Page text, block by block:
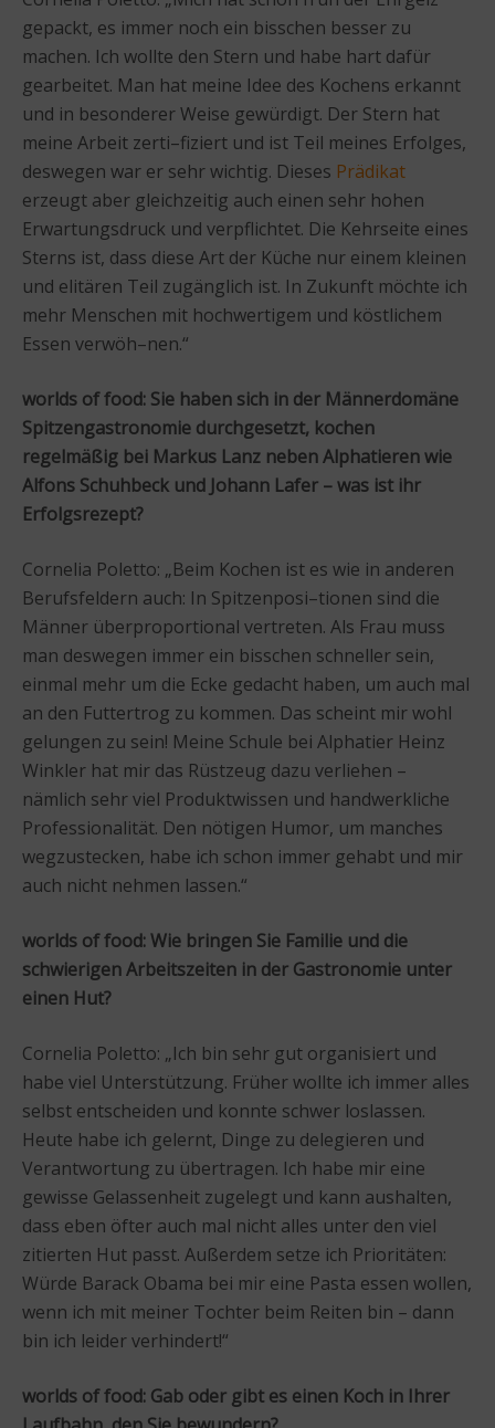
gepackt, es immer noch ein bisschen besser zu
machen. Ich wollte den Stern und habe hart dafür
gearbeitet. Man hat meine Idee des Kochens erkannt
und in besonderer Weise gewürdigt. Der Stern hat
meine Arbeit zerti–fiziert und ist Teil meines Erfolges,
deswegen war er sehr wichtig. Dieses Prädikat
erzeugt aber gleichzeitig auch einen sehr hohen
Erwartungsdruck und verpflichtet. Die Kehrseite eines
Sterns ist, dass diese Art der Küche nur einem kleinen
und elitären Teil zugänglich ist. In Zukunft möchte ich
mehr Menschen mit hochwertigem und köstlichem
Essen verwöh–nen.“
worlds of food: Sie haben sich in der Männerdomäne
Spitzengastronomie durchgesetzt, kochen
regelmäßig bei Markus Lanz neben Alphatieren wie
Alfons Schuhbeck und Johann Lafer – was ist ihr
Erfolgsrezept?
Cornelia Poletto: „Beim Kochen ist es wie in anderen
Berufsfeldern auch: In Spitzenposi–tionen sind die
Männer überproportional vertreten. Als Frau muss
man deswegen immer ein bisschen schneller sein,
einmal mehr um die Ecke gedacht haben, um auch mal
an den Futtertrog zu kommen. Das scheint mir wohl
gelungen zu sein! Meine Schule bei Alphatier Heinz
Winkler hat mir das Rüstzeug dazu verliehen –
nämlich sehr viel Produktwissen und handwerkliche
Professionalität. Den nötigen Humor, um manches
wegzustecken, habe ich schon immer gehabt und mir
auch nicht nehmen lassen.“
worlds of food:Wie bringen Sie Familie und die
schwierigen Arbeitszeiten in der Gastronomie unter
einen Hut?
Cornelia Poletto: „Ich bin sehr gut organisiert und
habe viel Unterstützung. Früher wollte ich immer alles
selbst entscheiden und konnte schwer loslassen.
Heute habe ich gelernt, Dinge zu delegieren und
Verantwortung zu übertragen. Ich habe mir eine
gewisse Gelassenheit zugelegt und kann aushalten,
dass eben öfter auch mal nicht alles unter den viel
zitierten Hut passt. Außerdem setze ich Prioritäten:
Würde Barack Obama bei mir eine Pasta essen wollen,
wenn ich mit meiner Tochter beim Reiten bin – dann
bin ich leider verhindert!“
worlds of food: Gab oder gibt es einen Koch in Ihrer